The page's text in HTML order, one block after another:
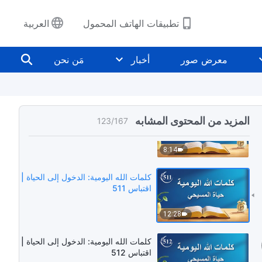
تطبيقات الهاتف المحمول العربية
معرض صور أخبار مَن نحن
المزيد من المحتوى المشابه 123/167
كلمات الله اليومية: الدخول إلى الحياة |
اقتباس 509
8:14
اقتباس 510
12:28
كلمات الله اليومية: الدخول إلى الحياة |
اقتباس 511
كلمات الله اليومية: الدخول إلى الحياة |
اقتباس 512